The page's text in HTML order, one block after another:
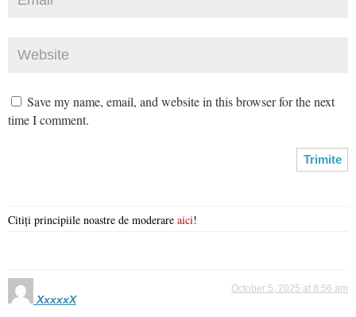
Save my name, email, and website in this browser for the next
time I comment.
Citiți principiile noastre de moderare aici!
XxxxxX
October 5, 2025 at 8:56 am